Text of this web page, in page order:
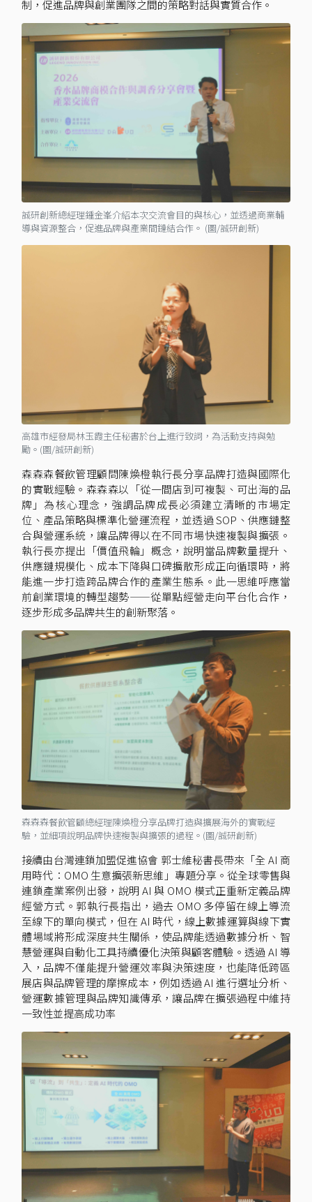
制，促進品牌與創業團隊之間的策略對話與實質合作。
誠研創新總經理鍾金峯介紹本次交流會目的與核心，並透過商業輔
導與資源整合，促進品牌與產業間鏈結合作。 (圖/誠研創新)
高雄市經發局林玉霞主任秘書於台上進行致詞，為活動支持與勉
勵。(圖/誠研創新)
森森森餐飲管理顧問陳煥橙執行長分享品牌打造與國際化
的實戰經驗。森森森以「從一間店到可複製、可出海的品
牌」為核心理念，強調品牌成長必須建立清晰的市場定
位、產品策略與標準化營運流程，並透過 SOP、供應鏈整
合與營運系統，讓品牌得以在不同市場快速複製與擴張。
執行長亦提出「價值飛輪」概念，說明當品牌數量提升、
供應鏈規模化、成本下降與口碑擴散形成正向循環時，將
能進一步打造跨品牌合作的產業生態系。此一思維呼應當
前創業環境的轉型趨勢——從單點經營走向平台化合作，
逐步形成多品牌共生的創新聚落。
森森森餐飲管顧總經理陳煥橙分享品牌打造與擴展海外的實戰經
驗，並細項說明品牌快速複製與擴張的過程。(圖/誠研創新)
接續由台灣連鎖加盟促進協會 郭士維秘書長帶來「全 AI 商
用時代：OMO 生意擴張新思維」專題分享。從全球零售與
連鎖產業案例出發，說明 AI 與 OMO 模式正重新定義品牌
經營方式。郭執行長指出，過去 OMO 多停留在線上導流
至線下的單向模式，但在 AI 時代，線上數據運算與線下實
體場域將形成深度共生關係，使品牌能透過數據分析、智
慧營運與自動化工具持續優化決策與顧客體驗。透過 AI 導
入，品牌不僅能提升營運效率與決策速度，也能降低跨區
展店與品牌管理的摩擦成本，例如透過 AI 進行選址分析、
營運數據管理與品牌知識傳承，讓品牌在擴張過程中維持
一致性並提高成功率